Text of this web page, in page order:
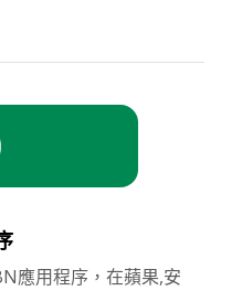
應用程序，在蘋果,安